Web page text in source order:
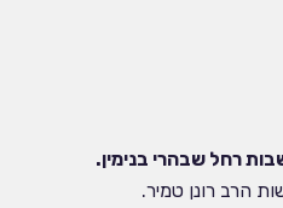
רחל שבהרי בנימין.
הרב רונן טמיר.